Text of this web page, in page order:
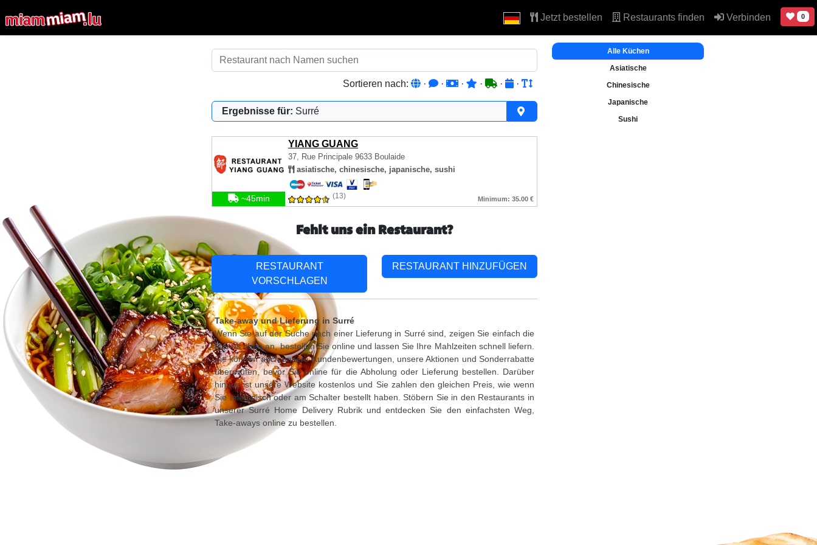
Jetzt bestellen Restaurants finden Verbinden 0
Sortieren nach: · · · · · ·
Ergebnisse für: Surré
YIANG GUANG
37, Rue Principale 9633 Boulaide
asiatische, chinesische, japanische, sushi
~45min (13) Minimum: 35.00 €
Alle Küchen
Asiatische
Chinesische
Japanische
Sushi
Fehlt uns ein Restaurant?
RESTAURANT
VORSCHLAGEN
RESTAURANT HINZUFÜGEN
Take-away und Lieferung in Surré
Wenn Sie auf der Suche nach einer Lieferung in Surré sind, zeigen Sie einfach die
Menüs oben an, bestellen Sie online und lassen Sie Ihre Mahlzeiten schnell liefern.
Sie können auch unsere Kundenbewertungen, unsere Aktionen und Sonderrabatte
überprüfen, bevor Sie online für die Abholung oder Lieferung bestellen. Darüber
hinaus ist unsere Website kostenlos und Sie zahlen den gleichen Preis, wie wenn
Sie telefonisch oder am Schalter bestellt haben. Stöbern Sie in den Restaurants in
unserer Surré Home Delivery Rubrik und entdecken Sie den einfachsten Weg,
Take-aways online zu bestellen.